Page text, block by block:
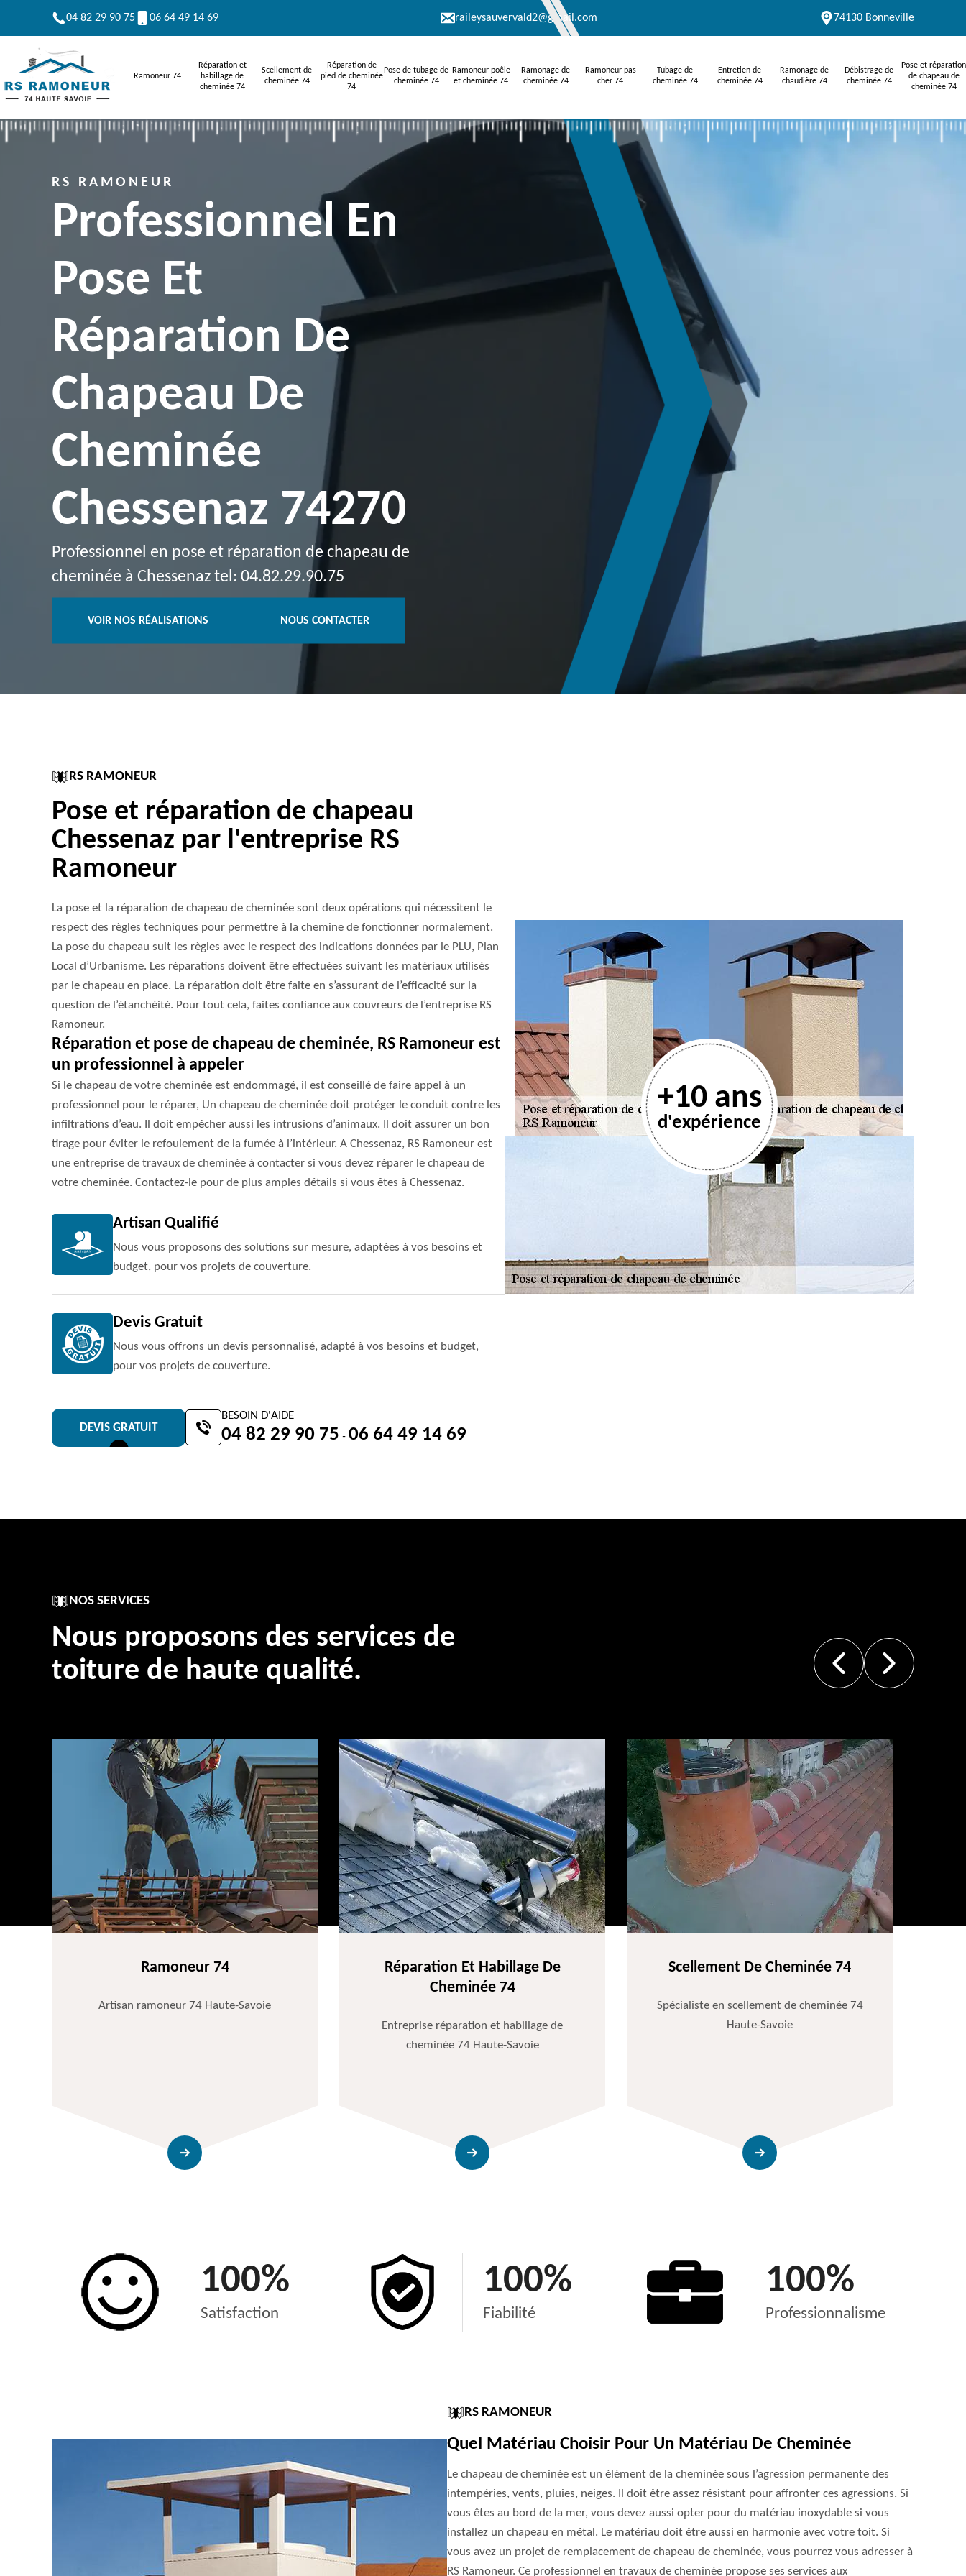
04 82 29 90 75 06 64 49 14 69 raileysauvervald2@gmail.com 74130 Bonneville
Ramoneur 74
Réparation et
habillage de
cheminée 74
Scellement de
cheminée 74
Réparation de
pied de cheminée
74
Pose de tubage de
cheminée 74
Ramoneur poêle
et cheminée 74
Ramonage de
cheminée 74
Ramoneur pas
cher 74
Tubage de
cheminée 74
Entretien de
cheminée 74
Ramonage de
chaudière 74
Débistrage de
cheminée 74
Pose et réparation
de chapeau de
cheminée 74
RS RAMONEUR
Professionnel En
Pose Et
Réparation De
Chapeau De
Cheminée
Chessenaz 74270
Professionnel en pose et réparation de chapeau de
cheminée à Chessenaz tel: 04.82.29.90.75
VOIR NOS RÉALISATIONS NOUS CONTACTER
RS RAMONEUR
Pose et réparation de chapeau
Chessenaz par l'entreprise RS
Ramoneur
La pose et la réparation de chapeau de cheminée sont deux opérations qui nécessitent le
respect des règles techniques pour permettre à la chemine de fonctionner normalement.
La pose du chapeau suit les règles avec le respect des indications données par le PLU, Plan
Local d’Urbanisme. Les réparations doivent être effectuées suivant les matériaux utilisés
par le chapeau en place. La réparation doit être faite en s’assurant de l’efficacité sur la
question de l’étanchéité. Pour tout cela, faites confiance aux couvreurs de l’entreprise RS
Ramoneur.
Réparation et pose de chapeau de cheminée, RS Ramoneur est
un professionnel à appeler
Si le chapeau de votre cheminée est endommagé, il est conseillé de faire appel à un
professionnel pour le réparer, Un chapeau de cheminée doit protéger le conduit contre les
infiltrations d’eau. Il doit empêcher aussi les intrusions d’animaux. Il doit assurer un bon
tirage pour éviter le refoulement de la fumée à l’intérieur. A Chessenaz, RS Ramoneur est
une entreprise de travaux de cheminée à contacter si vous devez réparer le chapeau de
votre cheminée. Contactez-le pour de plus amples détails si vous êtes à Chessenaz.
Artisan Qualifié
Nous vous proposons des solutions sur mesure, adaptées à vos besoins et
budget, pour vos projets de couverture.
Devis Gratuit
Nous vous offrons un devis personnalisé, adapté à vos besoins et budget,
pour vos projets de couverture.
DEVIS GRATUIT
BESOIN D'AIDE
04 82 29 90 75 - 06 64 49 14 69
+10 ans
d'expérience
NOS SERVICES
Nous proposons des services de
toiture de haute qualité.
Ramoneur 74
Artisan ramoneur 74 Haute-Savoie
Réparation Et Habillage De
Cheminée 74
Entreprise réparation et habillage de
cheminée 74 Haute-Savoie
Scellement De Cheminée 74
Spécialiste en scellement de cheminée 74
Haute-Savoie
100%
Satisfaction
100%
Fiabilité
100%
Professionnalisme
RS RAMONEUR
Quel Matériau Choisir Pour Un Matériau De Cheminée
Le chapeau de cheminée est un élément de la cheminée sous l’agression permanente des
intempéries, vents, pluies, neiges. Il doit être assez résistant pour affronter ces agressions. Si
vous êtes au bord de la mer, vous devez aussi opter pour du matériau inoxydable si vous
installez un chapeau en métal. Le matériau doit être aussi en harmonie avec votre toit. Si
vous avez un projet de remplacement de chapeau de cheminée, vous pourrez vous adresser à
RS Ramoneur. Ce professionnel en travaux de cheminée propose ses services aux